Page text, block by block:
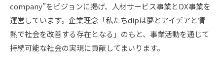
company”をビジョンに掲げ、人材サービス事業とDX事業を
運営しています。企業理念「私たちdipは夢とアイデアと情
熱で社会を改善する存在となる」のもと、事業活動を通じて
持続可能な社会の実現に貢献してまいります。